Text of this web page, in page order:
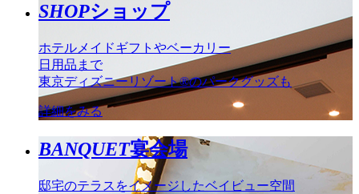
SHOPショップ
ホテルメイドギフトやベーカリー
日用品まで
東京ディズニーリゾート®のパークグッズも
詳細をみる
BANQUET宴会場
邸宅のテラスをイメージしたベイビュー空間